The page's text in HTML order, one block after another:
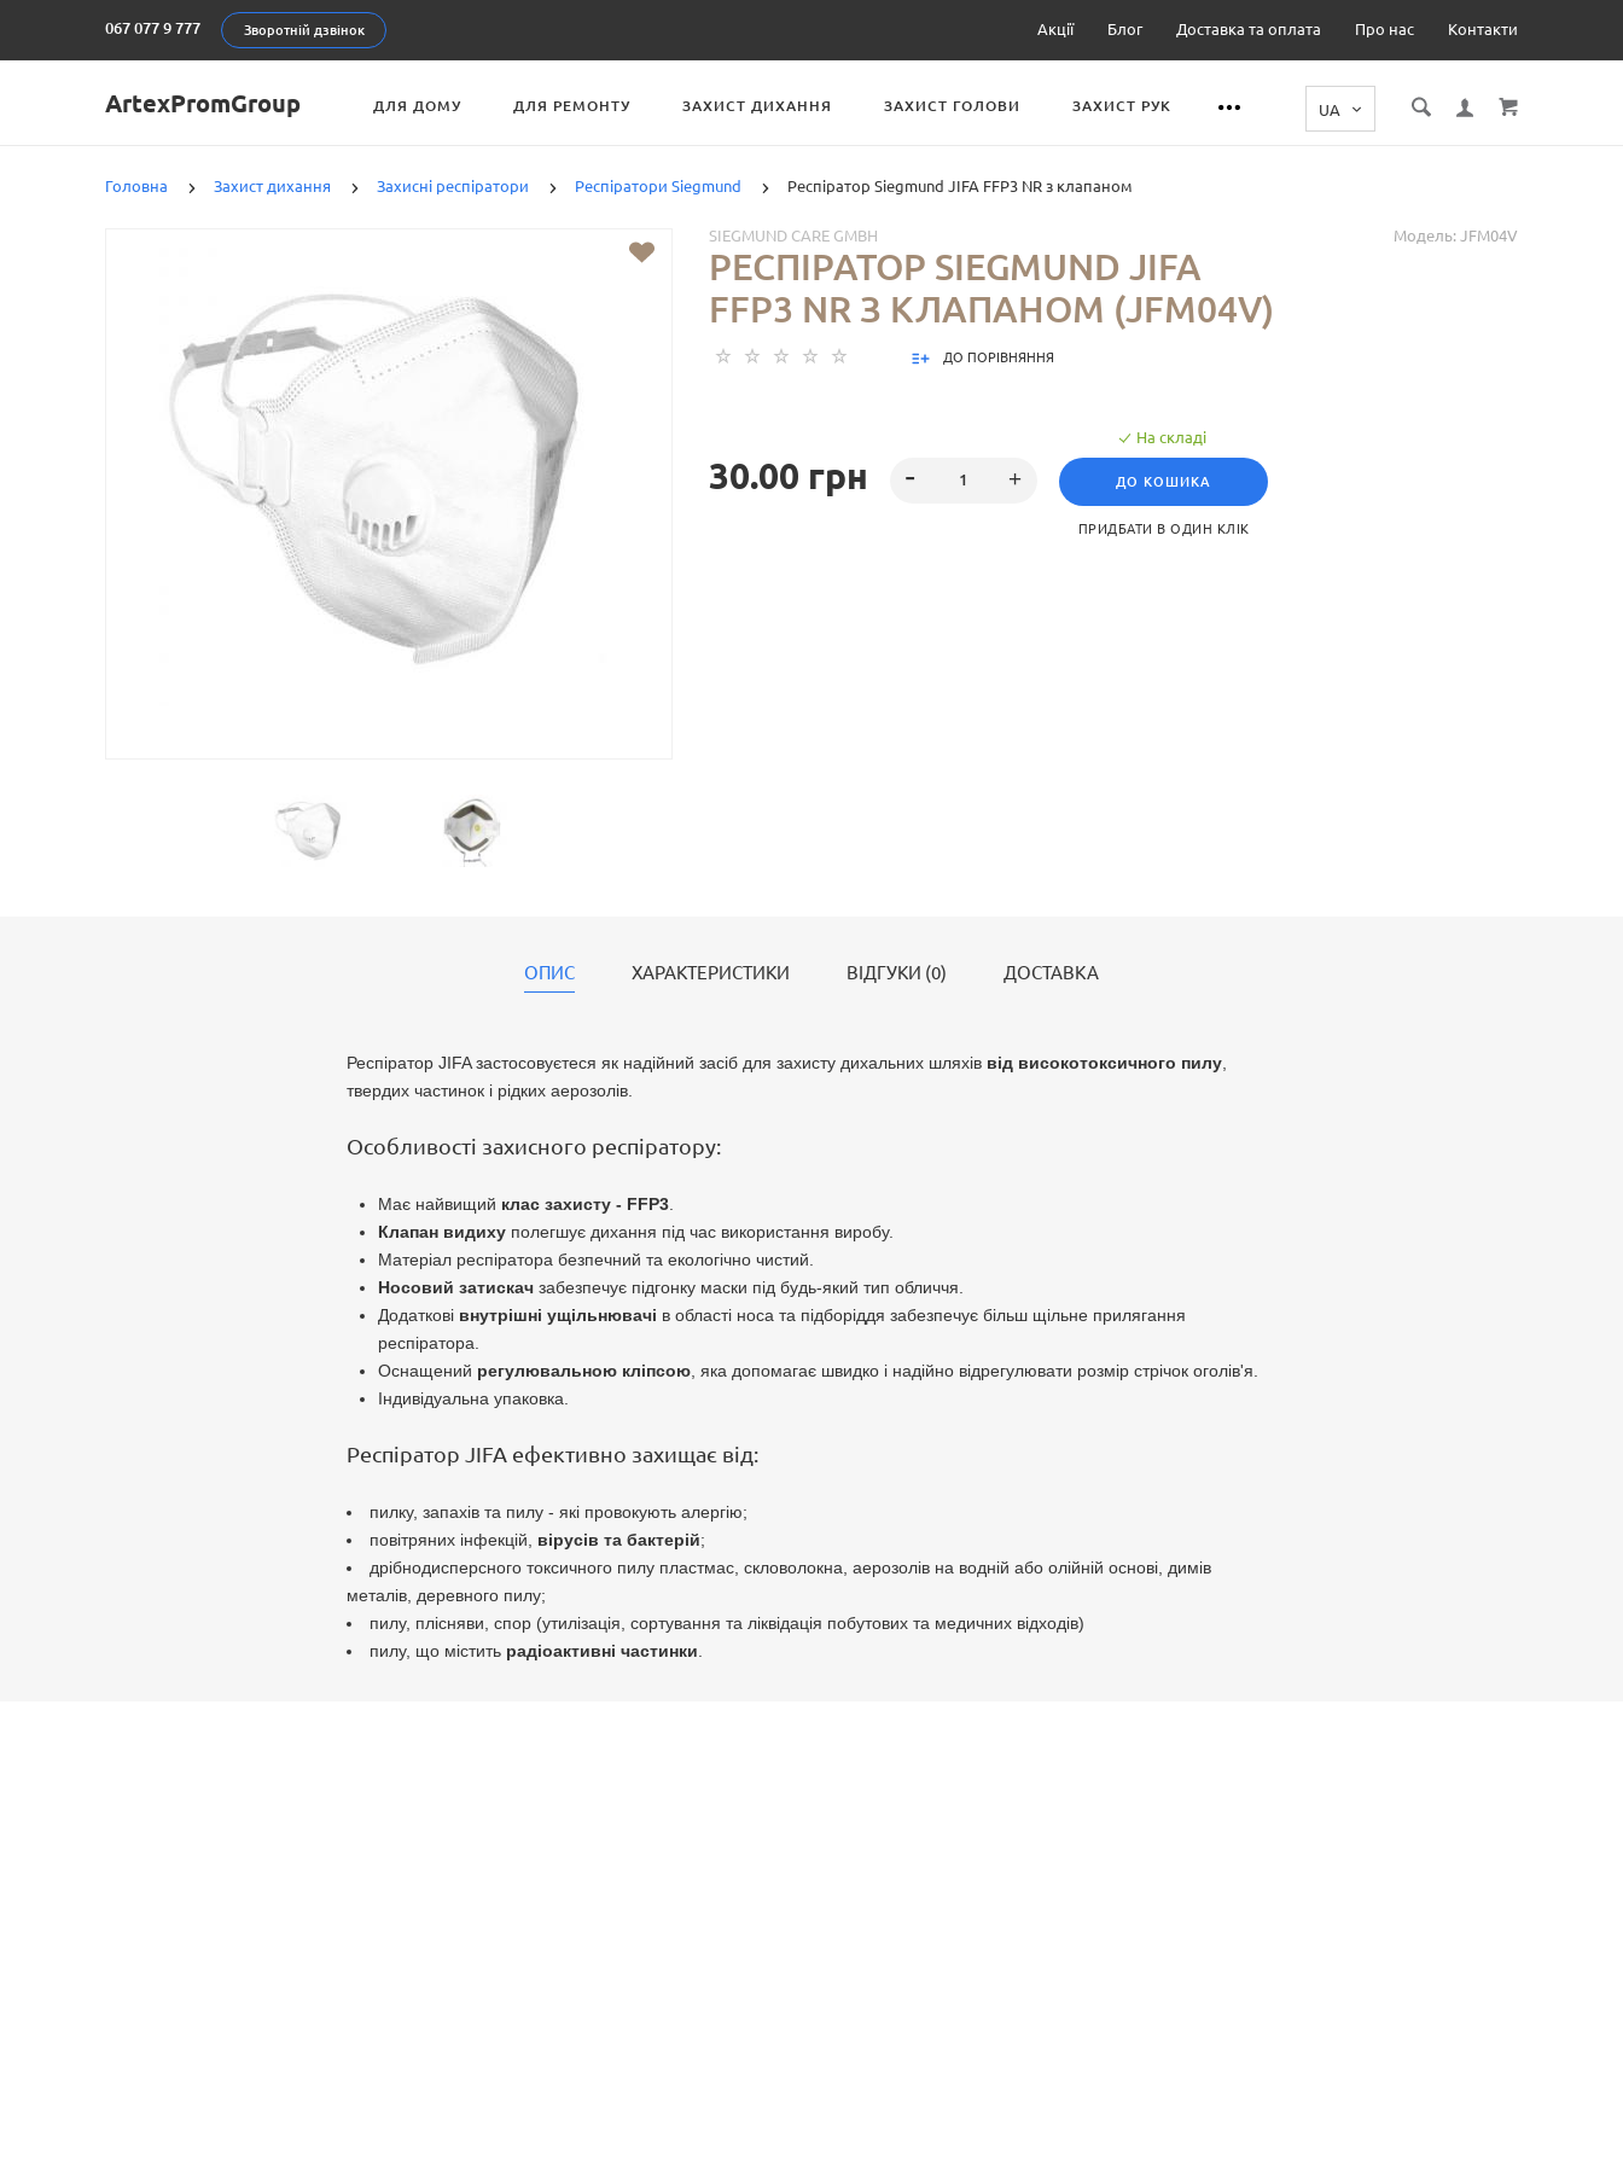
067 077 9 777 Зворотній дзвінок Акції Блог Доставка та оплата Про нас Контакти
ArtexPromGroup ДЛЯ ДОМУ ДЛЯ РЕМОНТУ ЗАХИСТ ДИХАННЯ ЗАХИСТ ГОЛОВИ ЗАХИСТ РУК
Головна Захист дихання Захисні респіратори Респіратори Siegmund Респіратор Siegmund JIFA FFP3 NR з клапаном
Модель: JFM04V
SIEGMUND CARE GMBH
РЕСПІРАТОР SIEGMUND JIFA
FFP3 NR З КЛАПАНОМ (JFM04V)
ДО ПОРІВНЯННЯ
30.00 грн
На складі
ДО КОШИКА
ПРИДБАТИ В ОДИН КЛІК
ОПИС ХАРАКТЕРИСТИКИ ВІДГУКИ (0) ДОСТАВКА
Респіратор JIFA застосовуєтеся як надійний засіб для захисту дихальних шляхів від високотоксичного пилу
твердих частинок і рідких аерозолів.
Особливості захисного респіратору:
Має найвищий клас захисту - FFP3
Клапан видиху полегшує дихання під час використання виробу.
Матеріал респіратора безпечний та екологічно чистий.
Носовий затискач забезпечує підгонку маски під будь-який тип обличчя.
Додаткові внутрішні ущільнювачі в області носа та підборіддя забезпечує більш щільне прилягання
респіратора.
Оснащений регулювальною кліпсою , яка допомагає швидко і надійно відрегулювати розмір стрічок оголів'я.
Індивідуальна упаковка.
Респіратор JIFA ефективно захищає від:
пилку, запахів та пилу - які провокують алергію;
повітряних інфекцій, вірусів та бактерій;
дрібнодисперсного токсичного пилу пластмас, скловолокна, аерозолів на водній або олійній основі, димів
металів, деревного пилу;
пилу, плісняви, спор (утилізація, сортування та ліквідація побутових та медичних відходів)
пилу, що містить радіоактивні частинки